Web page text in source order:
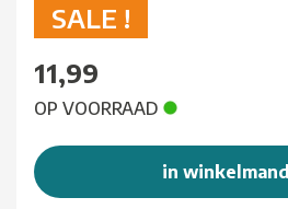
SALE !
11,99
OP VOORRAAD
in winkelmand